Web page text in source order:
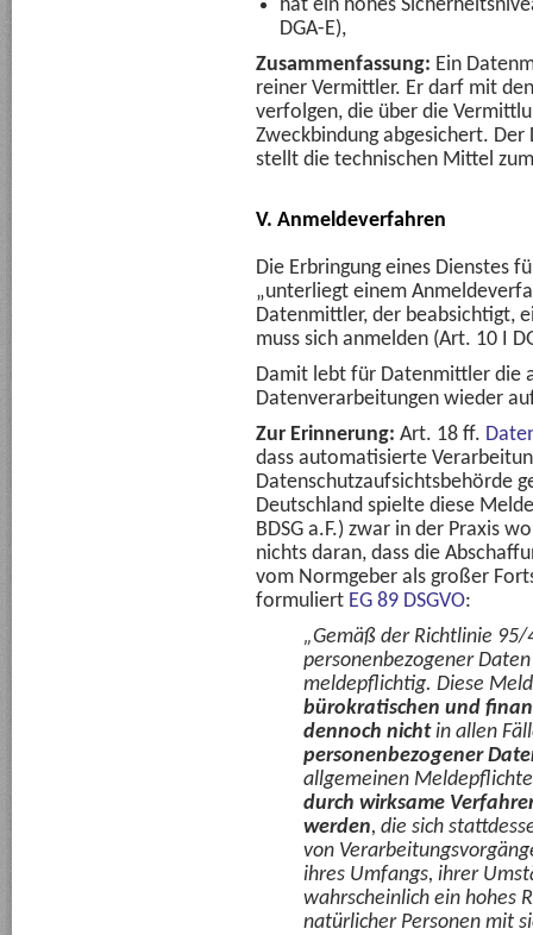
hat ein hohes
DGA-E),
Zusammenfassung: Ein
reiner Vermittler. Er darf mit
verfolgen, die über die
Zweckbindung abgesichert.
stellt die technischen Mittel
V. Anmeldeverfahren
Die Erbringung eines Dienstes
„unterliegt einem
Datenmittler, der beabsichtigt,
muss sich anmelden (Art. 10 I
Damit lebt für Datenmittler die
Datenverarbeitungen wieder
Zur Erinnerung: Art. 18 ff.
dass automatisierte
Datenschutzaufsichtsbehörde
Deutschland spielte diese
BDSG a.F.) zwar in der Praxis
nichts daran, dass die
vom Normgeber als großer
formuliert EG 89 DSGVO:
„Gemäß der Richtlinie
personenbezogener
meldepflichtig. Diese
bürokratischen und
dennoch nichtin allen
personenbezogener
allgemeinen
durch wirksame
werden, die sich
von
ihres Umfangs, ihrer
wahrscheinlich ein hohes
natürlicher Personen mit